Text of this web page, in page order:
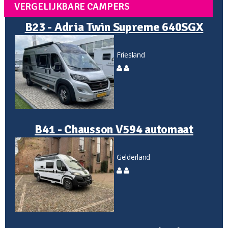
VERGELIJKBARE CAMPERS
B23 - Adria Twin Supreme 640SGX
Friesland
B41 - Chausson V594 automaat
Gelderland